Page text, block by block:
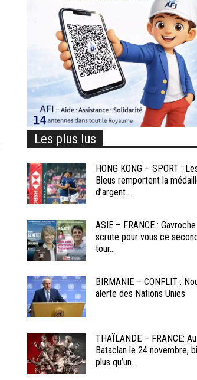
Les plus lus
HONG KONG – SPORT :
Bleus remportent la
d’argent...
ASIE – FRANCE : Gavroche
scrute pour vous ce second
tour...
BIRMANIE – CONFLIT :
alerte des Nations Unies
THAÏLANDE – FRANCE: Au
Bataclan le 24 novembre,
plus qu’un...